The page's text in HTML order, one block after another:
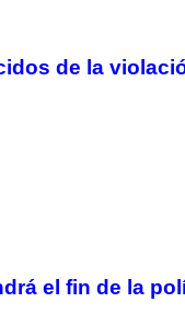
de la
el fin de la